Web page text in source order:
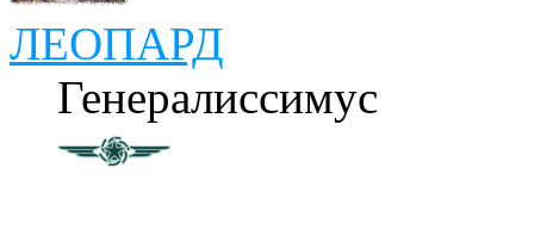
ЛЕОПАРД
Генералиссимус